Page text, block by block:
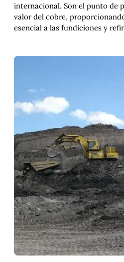
internacional. Son el punto de
valor del cobre,
esencial a las fundiciones y